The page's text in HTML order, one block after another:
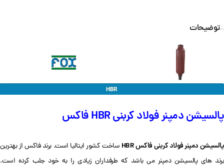
توضیحات
پالسیشن دمپنر فولاد کربنی HBR فاکس
پالسیشن دمپنر فولاد کربنی فاکسHBR ساخت کشور ایتالیا است. برند فاکس از بهترین
برند های پالسیشن دمپنر می باشد که طرفداران زیادی را به خود جلب کرده است.